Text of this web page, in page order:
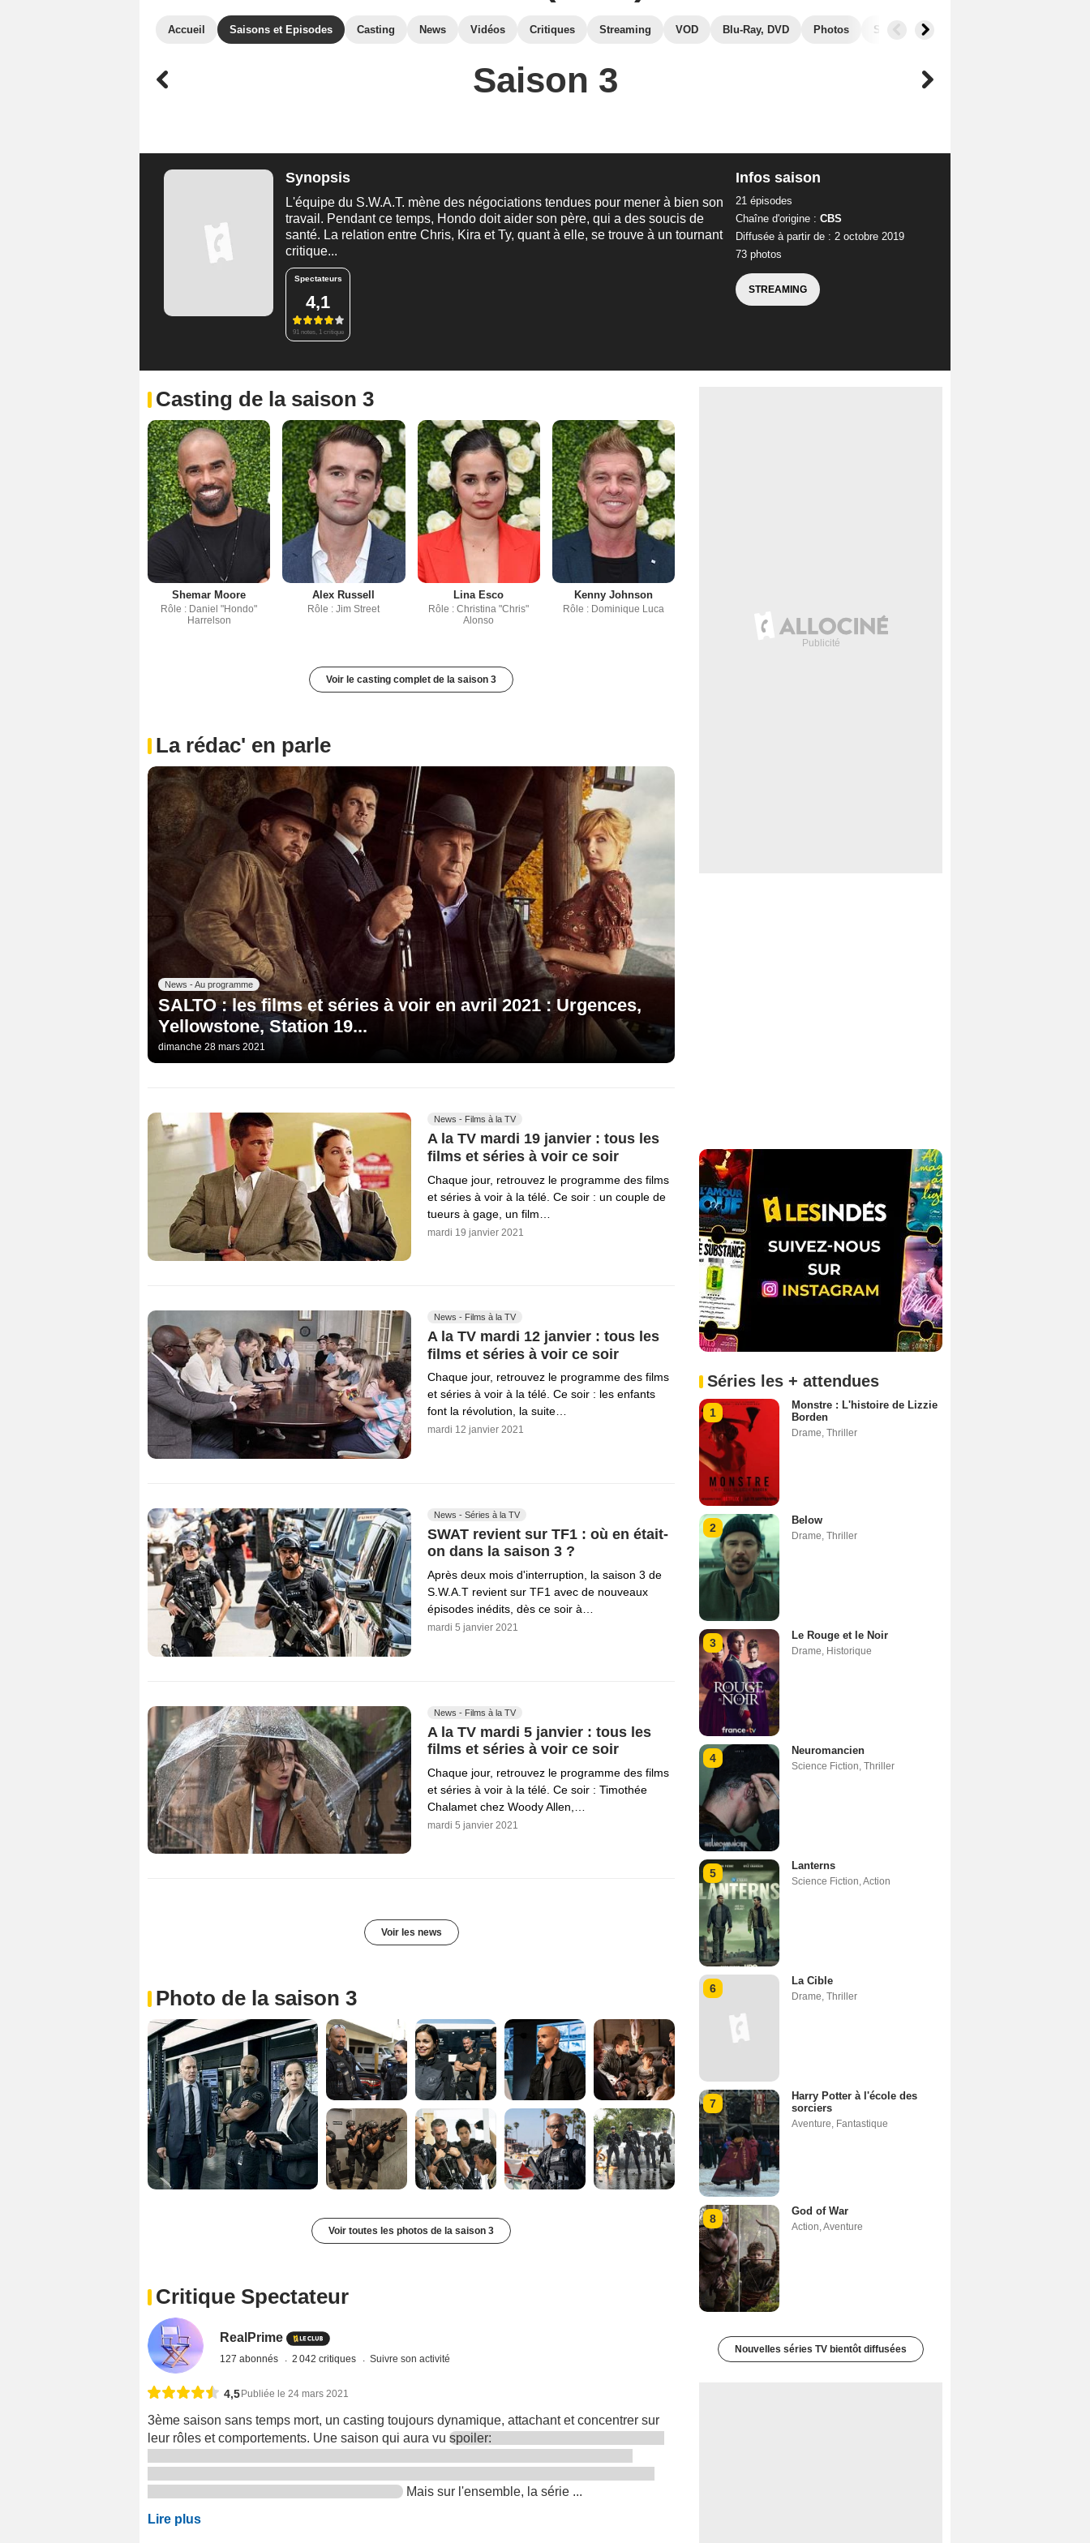
Accueil Saisons et Episodes Casting News Vidéos Critiques Streaming VOD Blu-Ray, DVD Photos Secrets de tournage
Saison 3
Synopsis
L'équipe du S.W.A.T. mène des négociations tendues pour mener à bien son
travail. Pendant ce temps, Hondo doit aider son père, qui a des soucis de
santé. La relation entre Chris, Kira et Ty, quant à elle, se trouve à un tournant
critique...
Spectateurs
4,1
91 notes, 1 critique
Infos saison
21 épisodes
Chaîne d'origine : CBS
Diffusée à partir de : 2 octobre 2019
73 photos
STREAMING
Casting de la saison 3
Shemar Moore
Rôle : Daniel "Hondo"
Harrelson
Alex Russell
Rôle : Jim Street
Lina Esco
Rôle : Christina "Chris"
Alonso
Kenny Johnson
Rôle : Dominique Luca
Voir le casting complet de la saison 3
La rédac' en parle
News - Au programme
SALTO : les films et séries à voir en avril 2021 : Urgences,
Yellowstone, Station 19...
dimanche 28 mars 2021
News - Films à la TV
A la TV mardi 19 janvier : tous les
films et séries à voir ce soir
Chaque jour, retrouvez le programme des films
et séries à voir à la télé. Ce soir : un couple de
tueurs à gage, un film…
mardi 19 janvier 2021
News - Films à la TV
A la TV mardi 12 janvier : tous les
films et séries à voir ce soir
Chaque jour, retrouvez le programme des films
et séries à voir à la télé. Ce soir : les enfants
font la révolution, la suite…
mardi 12 janvier 2021
News - Séries à la TV
SWAT revient sur TF1 : où en était-
on dans la saison 3 ?
Après deux mois d'interruption, la saison 3 de
S.W.A.T revient sur TF1 avec de nouveaux
épisodes inédits, dès ce soir à…
mardi 5 janvier 2021
News - Films à la TV
A la TV mardi 5 janvier : tous les
films et séries à voir ce soir
Chaque jour, retrouvez le programme des films
et séries à voir à la télé. Ce soir : Timothée
Chalamet chez Woody Allen,…
mardi 5 janvier 2021
Voir les news
Photo de la saison 3
Voir toutes les photos de la saison 3
Critique Spectateur
RealPrime
127 abonnés 2 042 critiques Suivre son activité
4,5 Publiée le 24 mars 2021
3ème saison sans temps mort, un casting toujours dynamique, attachant et concentrer sur
leur rôles et comportements. Une saison qui aura vu spoiler:
Mais sur l'ensemble, la série ...
Lire plus
Séries les + attendues
1
Monstre : L'histoire de Lizzie
Borden
Drame Thriller
2
Below
Drame Thriller
3
Le Rouge et le Noir
Drame Historique
4
Neuromancien
Science Fiction Thriller
5
Lanterns
Science Fiction Action
6
La Cible
Drame Thriller
7
Harry Potter à l'école des
sorciers
Aventure Fantastique
8
God of War
Action Aventure
Nouvelles séries TV bientôt diffusées